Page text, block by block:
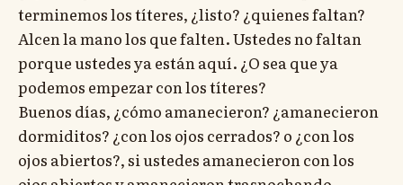
terminemos los títeres, ¿listo? ¿quienes faltan?
Alcen la mano los que falten. Ustedes no faltan
porque ustedes ya están aquí. ¿O sea que ya
podemos empezar con los títeres?
Buenos días, ¿cómo amanecieron? ¿amanecieron
dormiditos? ¿con los ojos cerrados? o ¿con los
ojos abiertos?, si ustedes amanecieron con los